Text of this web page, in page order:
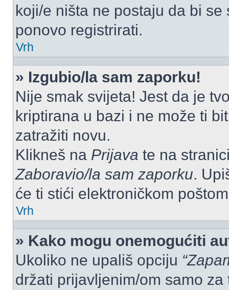
koji/e ništa ne postaju da bi
ponovo registrirati.
Vrh
» Izgubio/la sam zaporku!
Nije smak svijeta! Jest da je
kriptirana u bazi i ne može ti
zatražiti novu.
Klikneš na Prijava te na
Zaboravio/la sam zaporku.
će ti stići elektroničkom
Vrh
» Kako mogu onemogućiti
Ukoliko ne upališ opciju
držati prijavljenim/om samo